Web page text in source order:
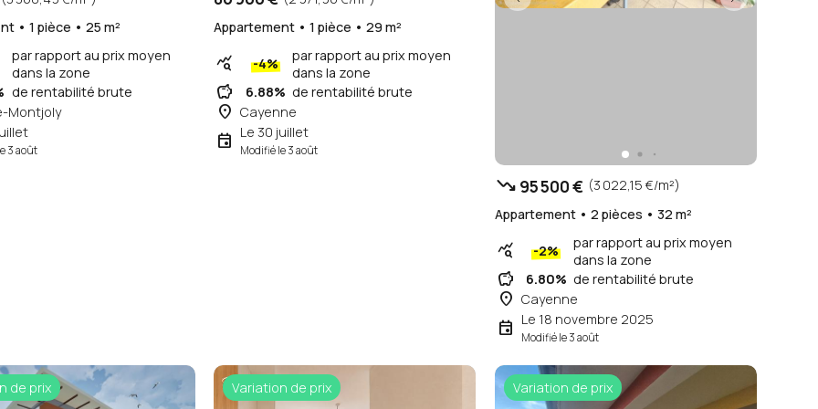
• 1 pièce • 25 m²
par rapport au prix moyen
dans la zone
de rentabilité brute
Montjoly
3 août
Appartement • 1 pièce • 29 m²
query_stats -4%
par rapport au prix moyen
dans la zone
savings 6.88% de rentabilité brute
place Cayenne
event Le 30 juillet
Modifié le 3 août
trending_down 95 500 € (3 022,15 €/m²)
Appartement • 2 pièces • 32 m²
query_stats -2%
par rapport au prix moyen
dans la zone
savings 6.80% de rentabilité brute
place Cayenne
event Le 18 novembre 2025
Modifié le 3 août
de prix Variation de prix Variation de prix